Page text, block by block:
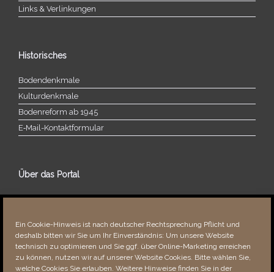
Ein Cookie-Hinweis ist nach deutscher Rechtsprechung Pflicht und
deshalb bitten wir Sie um Ihr Einverständnis: Um unsere Website
technisch zu optimieren und Sie ggf. über Online-Marketing erreichen
zu können, nutzen wir auf unserer Website Cookies. Bitte wählen Sie,
welche Cookies Sie erlauben. Weitere Hinweise finden Sie in der
Links & Verlinkungen
Historisches
Bodendenkmale
Kulturdenkmale
Bodenreform ab 1945
E‑Mail-​​Kontaktformular
Über das Portal
Über dieses Portal
Fehler bemerkt?